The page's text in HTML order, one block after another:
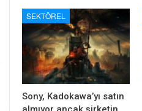
SEKTÖREL
Sony, Kadokawa’yı satın